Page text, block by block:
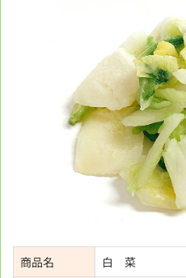
商品名
白 菜